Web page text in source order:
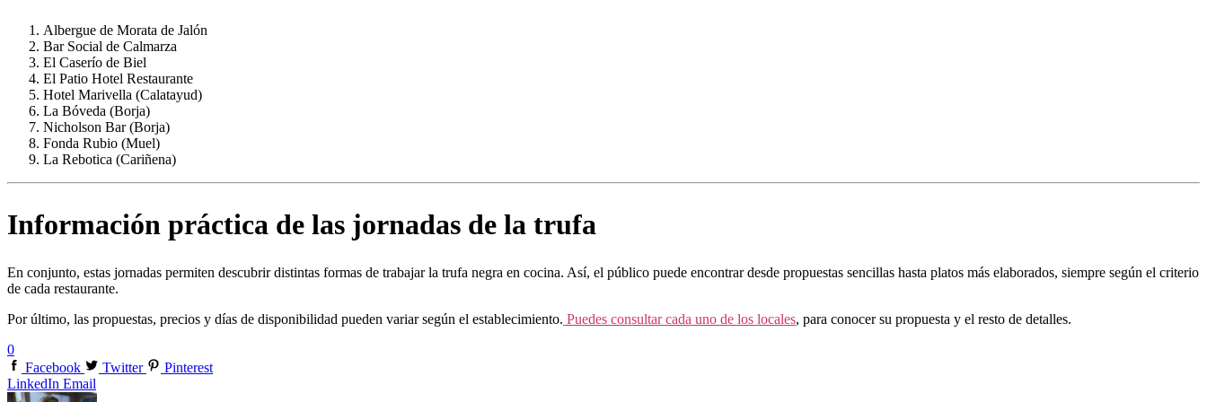
Albergue de Morata de Jalón
Bar Social de Calmarza
El Caserío de Biel
El Patio Hotel Restaurante
Hotel Marivella (Calatayud)
La Bóveda (Borja)
Nicholson Bar (Borja)
Fonda Rubio (Muel)
La Rebotica (Cariñena)
Información práctica de las jornadas de la trufa
En conjunto, estas jornadas permiten descubrir distintas formas de trabajar la trufa negra en cocina. Así, el público puede encontrar desde propuestas sencillas hasta platos más elaborados, siempre según el criterio
de cada restaurante.
Por último, las propuestas, precios y días de disponibilidad pueden variar según el establecimiento. Puedes consultar cada uno de los locales, para conocer su propuesta y el resto de detalles.
0
Facebook
Twitter
Pinterest
LinkedIn Email